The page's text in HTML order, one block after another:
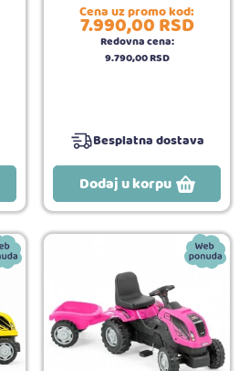
Cena uz promo kod:
7.990,00RSD
Redovna cena:
9.790,00RSD
Besplatna dostava
Dodaj u korpu